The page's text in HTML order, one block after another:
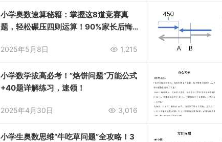
小学奥数速算秘籍：掌握这8道竞赛真
题，轻松碾压四则运算！90%家长后悔
2025年5月8日 1,215
小学数学拔高必考！”烙饼问题”万能公式
+40题详解练习，速领！
2025年4月30日 3,016
小学生奥数思维“牛吃草问题”全攻略！3